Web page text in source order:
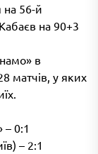
на 56-й
на 90+3
в
матчів, у яких
– 0:1
– 2:1